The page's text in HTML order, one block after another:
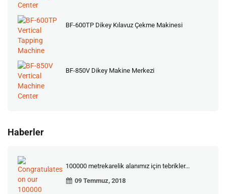
BF-600TP Dikey Kılavuz Çekme Makinesi
BF-850V Dikey Makine Merkezi
Haberler
100000 metrekarelik alanımız için tebrikler...
09 Temmuz, 2018